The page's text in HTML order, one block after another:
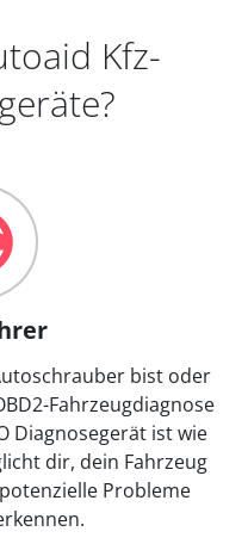
Kfz-
bist oder
Fahrzeugdiagnose
Diagnosegerät ist wie
dir, dein Fahrzeug
Probleme